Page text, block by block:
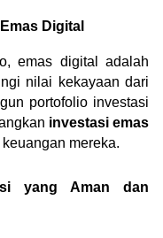
Digital
emas digital adalah
nilai kekayaan dari
portofolio investasi
investasi emas
mereka.
yang Aman dan